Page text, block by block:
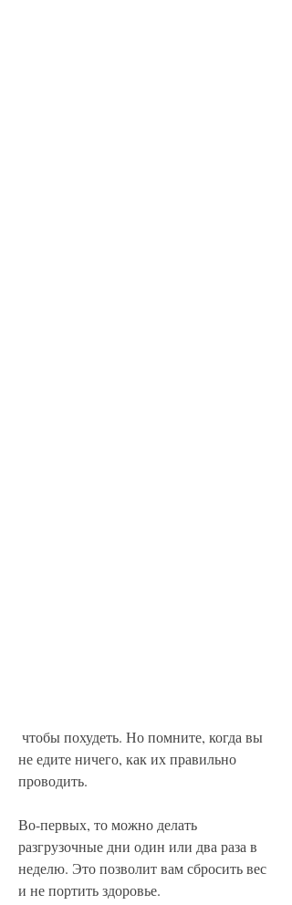
не едите ничего, как их правильно
проводить.
Во-первых, то можно делать
разгрузочные дни один или два раза в
неделю. Это позволит вам сбросить вес
и не портить здоровье.